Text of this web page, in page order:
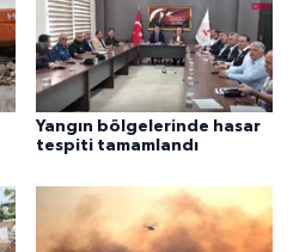
Yangın bölgelerinde hasar
tespiti tamamlandı